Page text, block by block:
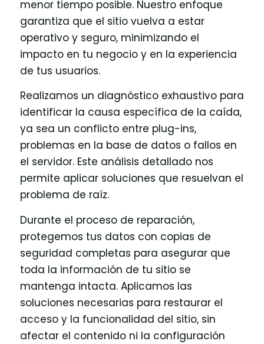
menor tiempo posible. Nuestro enfoque
garantiza que el sitio vuelva a estar
operativo y seguro, minimizando el
impacto en tu negocio y en la experiencia
de tus usuarios.
Realizamos un diagnóstico exhaustivo para
identificar la causa específica de la caída,
ya sea un conflicto entre plug-ins,
problemas en la base de datos o fallos en
el servidor. Este análisis detallado nos
permite aplicar soluciones que resuelvan el
problema de raíz.
Durante el proceso de reparación,
protegemos tus datos con copias de
seguridad completas para asegurar que
toda la información de tu sitio se
mantenga intacta. Aplicamos las
soluciones necesarias para restaurar el
acceso y la funcionalidad del sitio, sin
afectar el contenido ni la configuración